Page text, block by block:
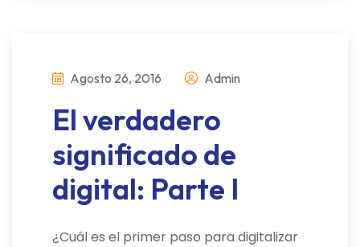
Agosto 26, 2016 Admin
El verdadero
significado de
digital: Parte I
¿Cuál es el primer paso para digitalizar